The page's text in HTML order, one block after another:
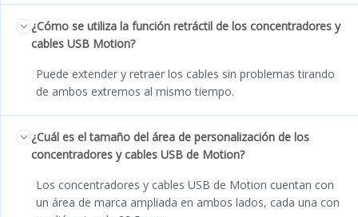
¿Cómo se utiliza la función retráctil de los concentradores y
cables USB Motion?
Puede extender y retraer los cables sin problemas tirando
de ambos extremos al mismo tiempo.
¿Cuál es el tamaño del área de personalización de los
concentradores y cables USB de Motion?
Los concentradores y cables USB de Motion cuentan con
un área de marca ampliada en ambos lados, cada una con